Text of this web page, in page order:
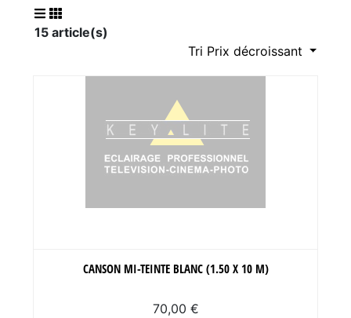
15 article(s)
Tri Prix décroissant
CANSON MI-TEINTE BLANC (1.50 X 10 M)
70,00 €